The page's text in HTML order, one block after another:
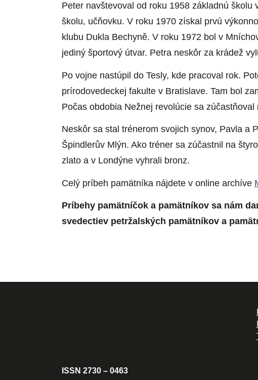
Peter navštevoval od roku 1958 základnú
školu, učňovku. V roku 1970 získal prvú
klubu Dukla Bechyně. V roku 1972 bol v
jediný športový útvar. Petra neskôr za krádež
Po vojne nastúpil do Tesly, kde pracoval rok.
prírodovedeckej fakulte v Bratislave. Tam bol
Počas obdobia Nežnej revolúcie sa
Neskôr sa stal trénerom svojich synov, Pavla a
Špindlerův Mlýn. Ako tréner sa zúčastnil na
zlato a v Londýne vyhrali bronz.
Celý príbeh pamätníka nájdete v online archíve
Príbehy pamätníčok a pamätníkov sa nám
svedectiev petržalských pamätníkov a
ISSN 2730 – 0463